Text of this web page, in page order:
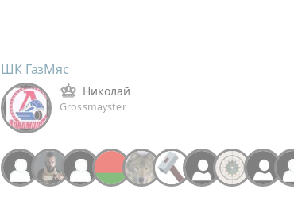
ШК ГазМяс
Николай
Grossmayster